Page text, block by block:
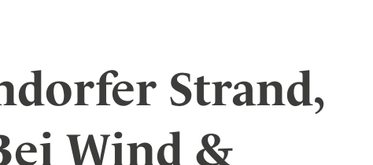
The Stylemate Magazin/e
Gutschein/Voucher
Newsletter Anmeldung
Strand,
Wind &